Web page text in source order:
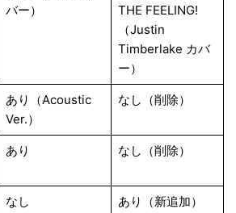
バー）
THE FEELING!
（Justin
Timberlake カバ
ー）
あり（Acoustic
Ver.）
なし（削除）
あり なし（削除）
なし あり（新追加）